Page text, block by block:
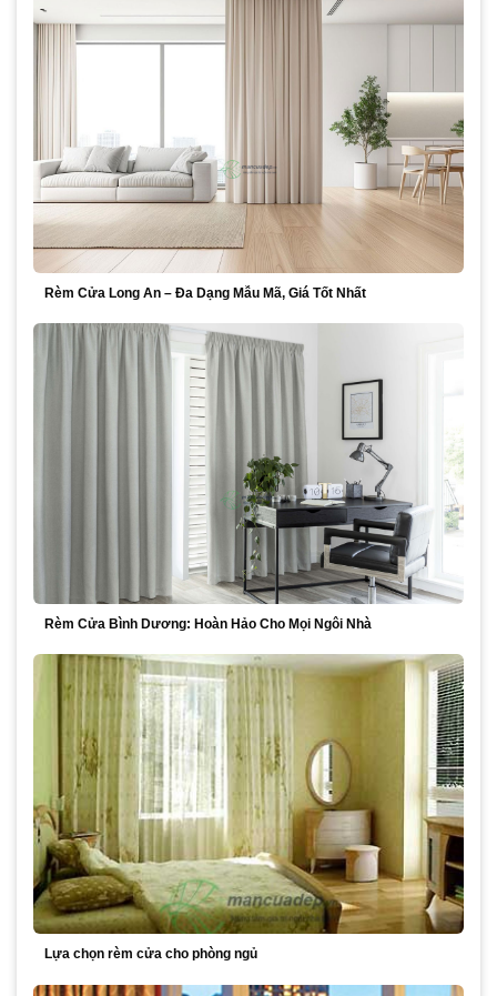
Rèm Cửa Long An – Đa Dạng Mẫu Mã, Giá Tốt Nhất
Rèm Cửa Bình Dương: Hoàn Hảo Cho Mọi Ngôi Nhà
Lựa chọn rèm cửa cho phòng ngủ